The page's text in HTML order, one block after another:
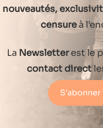
nouveautés,
censureà
La Newsletterest le
contact direct